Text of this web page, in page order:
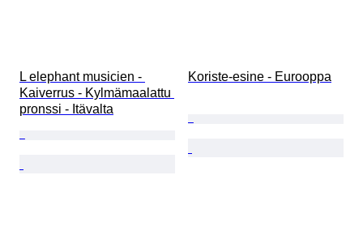
L elephant musicien -
Kaiverrus - Kylmämaalattu
pronssi - Itävalta
Koriste-esine - Eurooppa